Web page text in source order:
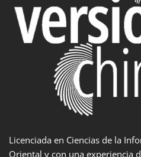
Licenciada en Ciencias de la
Oriental y con una experiencia